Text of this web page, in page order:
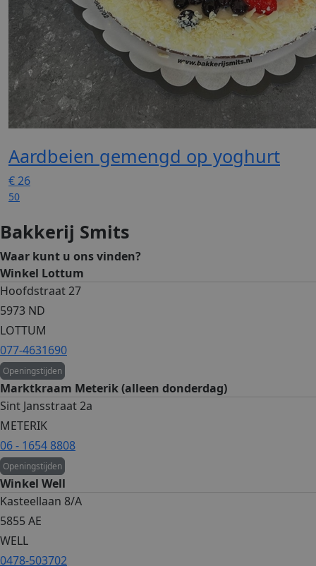
Aardbeien gemengd op yoghurt
€26
50
Bakkerij Smits
Waar kunt u ons vinden?
Winkel Lottum
Hoofdstraat 27
5973 ND
LOTTUM
077-4631690
Openingstijden
Marktkraam Meterik (alleen donderdag)
Sint Jansstraat 2a
METERIK
06 - 1654 8808
Openingstijden
Winkel Well
Kasteellaan 8/A
5855 AE
WELL
0478-503702